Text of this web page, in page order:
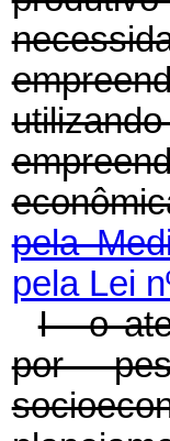
pela
pela Lei
I - o
por